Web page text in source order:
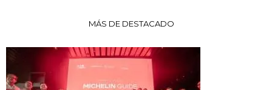
MÁS DE DESTACADO